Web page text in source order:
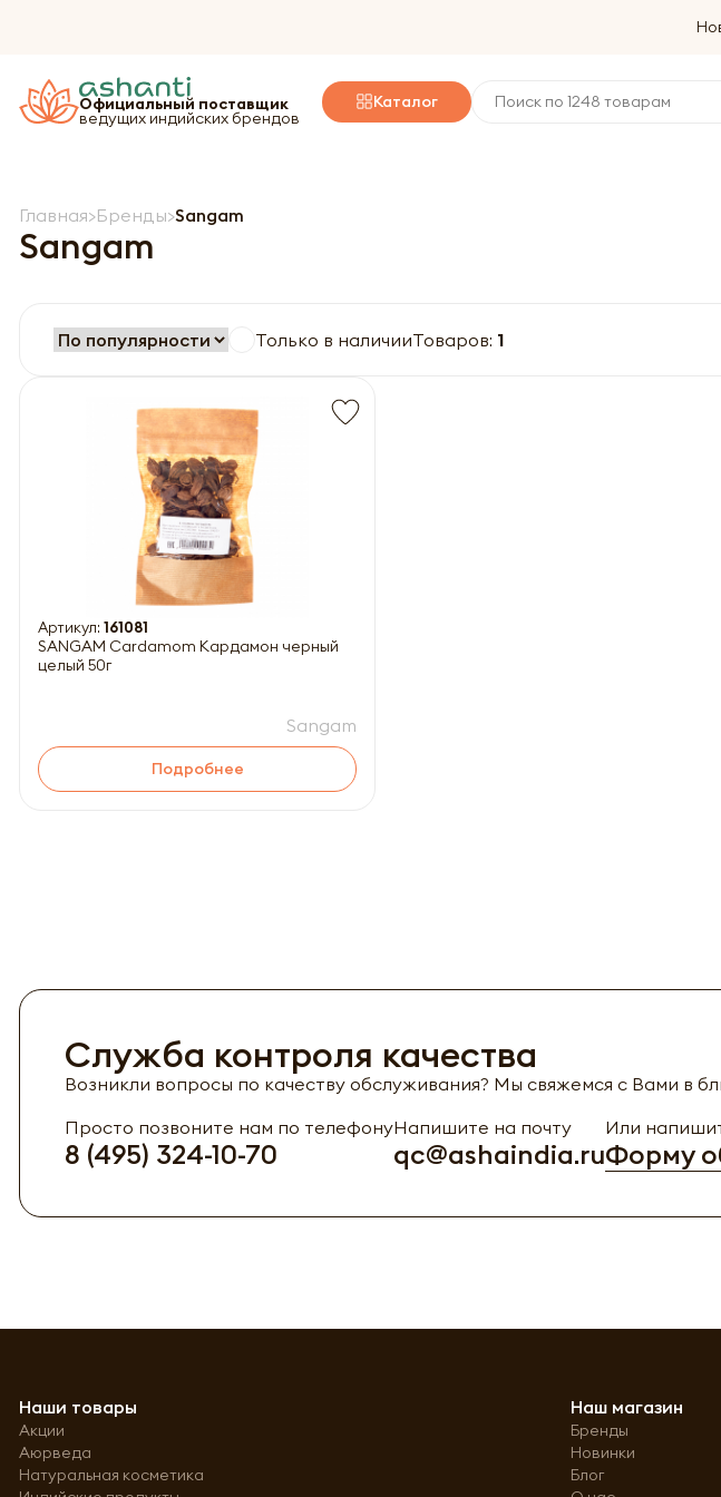
Официальный поставщик
ведущих индийских брендов
Каталог
Главная Бренды Sangam
Sangam
Только в наличииТоваров: 1
Артикул: 161081
SANGAM Cardamom Кардамон черный
целый 50г
Sangam
Подробнее
Служба контроля качества
Возникли вопросы по качеству обслуживания? Мы свяжемся с Вами в
Просто позвоните нам по телефону
8 (495) 324-10-70
Напишите на почту
qc@ashaindia.ru
Или
Форму
Наши товары
Акции
Аюрведа
Натуральная косметика
Наш магазин
Бренды
Новинки
Блог